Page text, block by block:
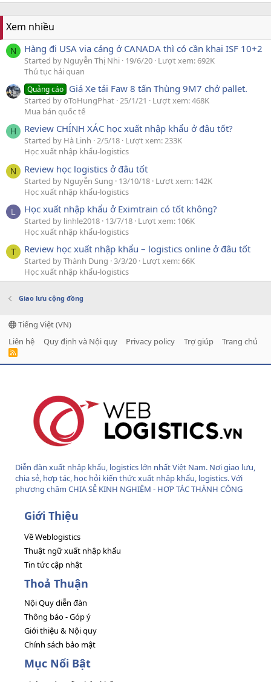
Xem nhiều
N Hàng đi USA via cảng ở CANADA thì có cần khai ISF 10+2
Started by Nguyễn Thị Nhi 19/6/20 Lượt xem: 692K
Thủ tục hải quan
Quảng cáo Giá Xe tải Faw 8 tấn Thùng 9M7 chở pallet.
Started by oToHungPhat 25/1/21
Lượt xem: 468K
Mua bán quốc tế
H Review CHÍNH XÁC học xuất nhập khẩu ở đâu tốt?
Started by Hà Linh 2/5/18 Lượt xem: 233K
Học xuất nhập khẩu-logistics
N Review học logistics ở đâu tốt
Started by Nguyễn Sung 13/10/18 Lượt xem: 142K
Học xuất nhập khẩu-logistics
L Học xuất nhập khẩu ở Eximtrain có tốt không?
Started by linhle2018 13/7/18 Lượt xem: 106K
Học xuất nhập khẩu-logistics
T Review học xuất nhập khẩu – logistics online ở đâu tốt
Started by Thành Dung 3/3/20 Lượt xem: 66K
Học xuất nhập khẩu-logistics
Giao lưu cộng đồng
Tiếng Việt (VN)
Liên hệ
Quy định và Nội quy Privacy policy Trợ giúp Trang chủ
R
Diễn đàn xuất nhập khẩu, logistics lớn nhất Việt Nam. Nơi giao lưu,
chia sẻ, hợp tác, học hỏi kiến thức xuất nhập khẩu, logistics. Với
phương châm CHIA SẺ KINH NGHIỆM - HỢP TÁC THÀNH CÔNG
Giới Thiệu
Về Weblogistics
Thuật ngữ xuất nhập khẩu
Tin tức cập nhật
Thoả Thuận
Nội Quy diễn đàn
Thông báo - Góp ý
Giới thiệu & Nội quy
Chính sách bảo mật
Mục Nổi Bật